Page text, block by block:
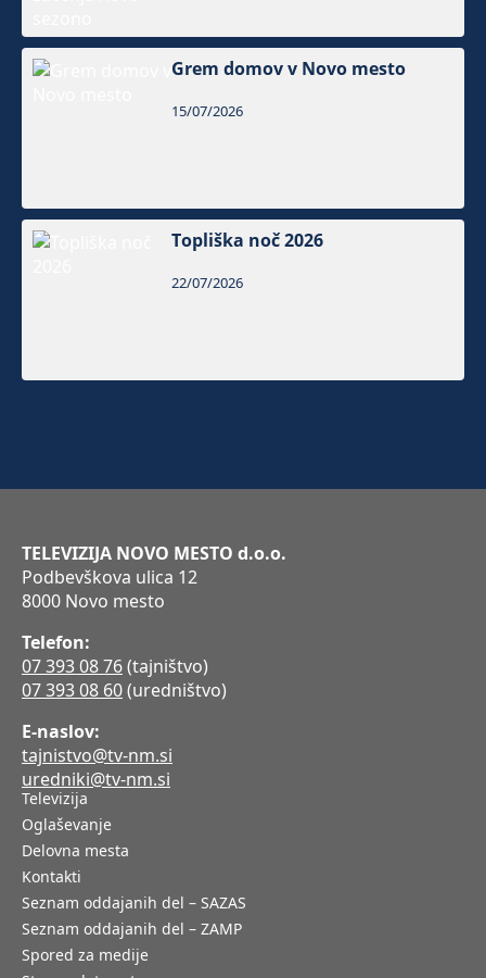
Grem domov v Novo mesto
15/07/2026
Topliška noč 2026
22/07/2026
TELEVIZIJA NOVO MESTO d.o.o.
Podbevškova ulica 12
8000 Novo mesto
Telefon:
07 393 08 76(tajništvo)
07 393 08 60(uredništvo)
E-naslov:
tajnistvo@tv-nm.si
uredniki@tv-nm.si
Televizija
Oglaševanje
Delovna mesta
Kontakti
Seznam oddajanih del – SAZAS
Seznam oddajanih del – ZAMP
Spored za medije